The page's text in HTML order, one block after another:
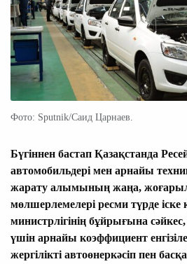
Фото: Sputnik/Саид Царнаев.
Бүгіннен бастап Қазақстанда
автомобильдері мен арнайы
жарату алымының жаңа,
мөлшерлемелері ресми түрде
министрлігінің бұйрығына
үшін арнайы коэффициент
жергілікті автоөнеркәсіп пен